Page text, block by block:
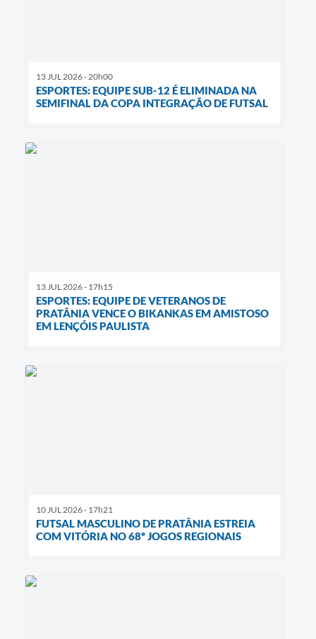
13 JUL 2026 - 20h00
ESPORTES: EQUIPE SUB-12 É ELIMINADA NA
SEMIFINAL DA COPA INTEGRAÇÃO DE FUTSAL
13 JUL 2026 - 17h15
ESPORTES: EQUIPE DE VETERANOS DE
PRATÂNIA VENCE O BIKANKAS EM AMISTOSO
EM LENÇÓIS PAULISTA
10 JUL 2026 - 17h21
FUTSAL MASCULINO DE PRATÂNIA ESTREIA
COM VITÓRIA NO 68º JOGOS REGIONAIS